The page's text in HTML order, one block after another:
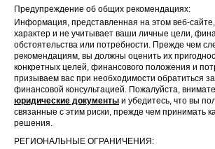
Предупреждение об общих рекомендациях:
Информация, представленная на этом веб-
характер и не учитывает ваши личные цели,
обстоятельства или потребности. Прежде чем
рекомендациям, вы должны оценить их
конкретных целей, финансового положения и
призываем вас при необходимости обратиться
финансовой консультацией. Пожалуйста,
юридические документы и убедитесь, что вы
связанные с этим риски, прежде чем принимать
решения.
РЕГИОНАЛЬНЫЕ ОГРАНИЧЕНИЯ: